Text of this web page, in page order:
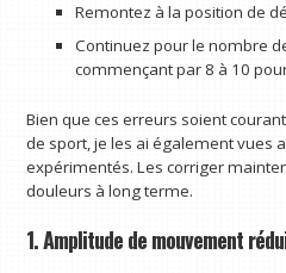
Remontez à la position de
Continuez pour le nombre
commençant par 8 à 10
Bien que ces erreurs soient
de sport, je les ai également vues
expérimentés. Les corriger
douleurs à long terme.
1. Amplitude de mouvement